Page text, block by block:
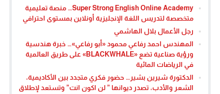
Super Strong English Online Academy… منصة تعليمية
متخصصة لتدريس اللغة الإنجليزية أونلاين بمستوى احترافي
رجل الأعمال بلال الهاشمي
المهندس احمد رفاعي محمود «أبو رفاعي»… خبرة هندسية
ورؤية صناعية تضع «BLACKWHALE» على طريق العالمية
في الرياضات المائية
الدكتورة شيرين بشير… حضور فكري متجدد بين الأكاديمية،
الشعر والأدب، تصدر ديوانها ” لن اكون انت” وتستعد لإطلاق